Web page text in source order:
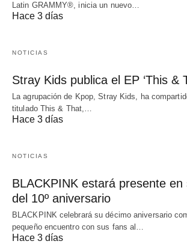
Latin GRAMMY®, inicia un nuevo…
Hace 3 días
NOTICIAS
Stray Kids publica el EP ‘This &
La agrupación de Kpop, Stray Kids, ha
titulado This & That,…
Hace 3 días
NOTICIAS
BLACKPINK estará presente en
del 10º aniversario
BLACKPINK celebrará su décimo aniversario
pequeño encuentro con sus fans al…
Hace 3 días